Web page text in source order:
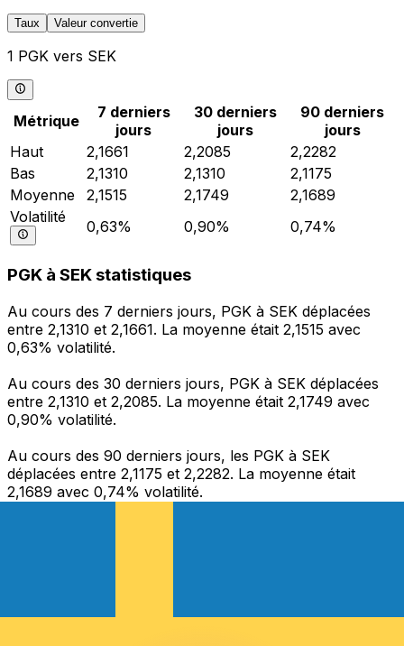
Taux Valeur convertie
1 PGK vers SEK
Métrique
7 derniers
jours
30 derniers
jours
90 derniers
jours
Haut
2,1661 2,2085
2,2282
Bas
2,1310 2,1310
2,1175
Moyenne
2,1515 2,1749
2,1689
Volatilité
0,63% 0,90% 0,74%
PGK à SEK statistiques
Au cours des 7 derniers jours, PGK à SEK déplacées
entre 2,1310 et 2,1661. La moyenne était 2,1515 avec
0,63% volatilité.
Au cours des 30 derniers jours, PGK à SEK déplacées
entre 2,1310 et 2,2085. La moyenne était 2,1749 avec
0,90% volatilité.
Au cours des 90 derniers jours, les PGK à SEK
déplacées entre 2,1175 et 2,2282. La moyenne était
2,1689 avec 0,74% volatilité.
L'application Xe réunit toutes les fonctionnalités